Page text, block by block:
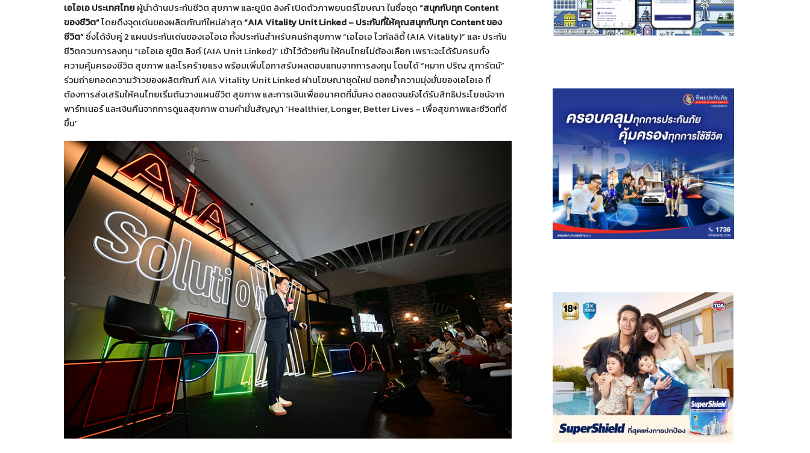
เอไอเอ ประเทศไทยผู้นำด้านประกันชีวิต สุขภาพ และยูนิต ลิงค์ เปิดตัวภาพยนตร์โฆษณา ในชื่อชุด“สนุกกับทุกContent
ของชีวิต”โดยดึงจุดเด่นของผลิตภัณฑ์ใหม่ล่าสุด“AIA Vitality Unit Linked – ประกันที่ให้คุณสนุกกับทุก Content ของ
ชีวิต”ซึ่งได้จับคู่ 2 แผนประกันเด่นของเอไอเอ ทั้งประกันสำหรับคนรักสุขภาพ “เอไอเอ ไวทัลลิตี้ (AIA Vitality)” และ ประกัน
ชีวิตควบการลงทุน “เอไอเอ ยูนิต ลิงค์ (AIA Unit Linked)” เข้าไว้ด้วยกัน ให้คนไทยไม่ต้องเลือก เพราะจะได้รับครบทั้ง
ความคุ้มครองชีวิต สุขภาพ และโรคร้ายแรง พร้อมเพิ่มโอกาสรับผลตอบแทนจากการลงทุน โดยได้ “หมาก ปริญ สุภารัตน์”
ร่วมถ่ายทอดความว้าวของผลิตภัณฑ์ AIA Vitality Unit Linked ผ่านโฆษณาชุดใหม่ ตอกย้ำความมุ่งมั่นของเอไอเอ ที่
ต้องการส่งเสริมให้คนไทยเริ่มต้นวางแผนชีวิต สุขภาพ และการเงินเพื่ออนาคตที่มั่นคง ตลอดจนยังได้รับสิทธิประโยชน์จาก
พาร์ทเนอร์ และเงินคืนจากการดูแลสุขภาพ ตามคำมั่นสัญญา ‘Healthier, Longer, Better Lives – เพื่อสุขภาพและชีวิตที่ดี
ขึ้น’